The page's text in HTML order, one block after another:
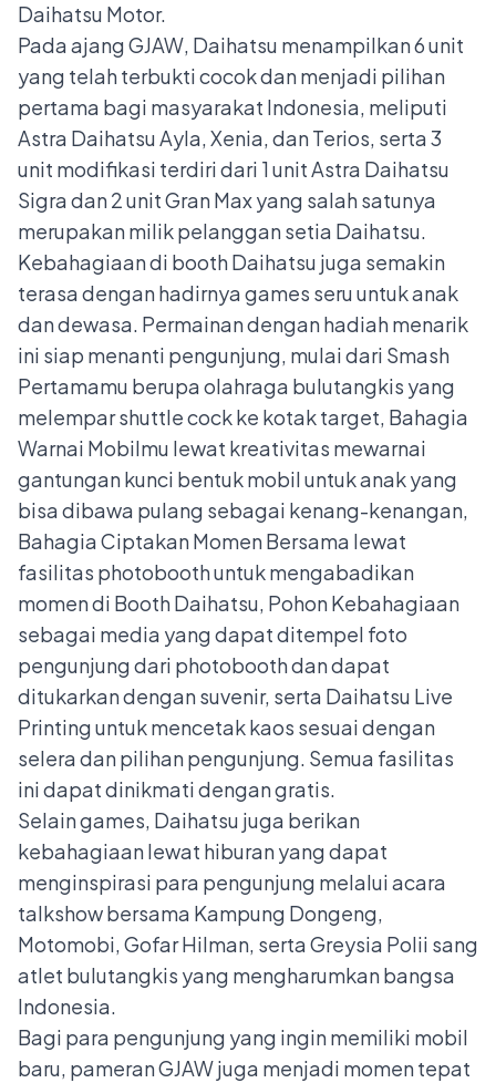
Daihatsu Motor.
Pada ajang GJAW, Daihatsu menampilkan 6 unit
yang telah terbukti cocok dan menjadi pilihan
pertama bagi masyarakat Indonesia, meliputi
Astra Daihatsu Ayla, Xenia, dan Terios, serta 3
unit modifikasi terdiri dari 1 unit Astra Daihatsu
Sigra dan 2 unit Gran Max yang salah satunya
merupakan milik pelanggan setia Daihatsu.
Kebahagiaan di booth Daihatsu juga semakin
terasa dengan hadirnya games seru untuk anak
dan dewasa. Permainan dengan hadiah menarik
ini siap menanti pengunjung, mulai dari Smash
Pertamamu berupa olahraga bulutangkis yang
melempar shuttle cock ke kotak target, Bahagia
Warnai Mobilmu lewat kreativitas mewarnai
gantungan kunci bentuk mobil untuk anak yang
bisa dibawa pulang sebagai kenang-kenangan,
Bahagia Ciptakan Momen Bersama lewat
fasilitas photobooth untuk mengabadikan
momen di Booth Daihatsu, Pohon Kebahagiaan
sebagai media yang dapat ditempel foto
pengunjung dari photobooth dan dapat
ditukarkan dengan suvenir, serta Daihatsu Live
Printing untuk mencetak kaos sesuai dengan
selera dan pilihan pengunjung. Semua fasilitas
ini dapat dinikmati dengan gratis.
Selain games, Daihatsu juga berikan
kebahagiaan lewat hiburan yang dapat
menginspirasi para pengunjung melalui acara
talkshow bersama Kampung Dongeng,
Motomobi, Gofar Hilman, serta Greysia Polii sang
atlet bulutangkis yang mengharumkan bangsa
Indonesia.
Bagi para pengunjung yang ingin memiliki mobil
baru, pameran GJAW juga menjadi momen tepat